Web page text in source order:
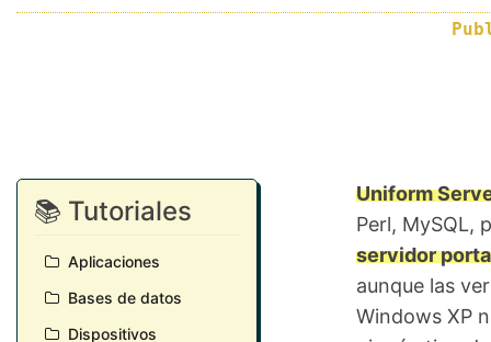
📚 Tutoriales
Aplicaciones
Bases de datos
Dispositivos
Uniform
Perl, MySQL,
servidor
aunque las
Windows XP